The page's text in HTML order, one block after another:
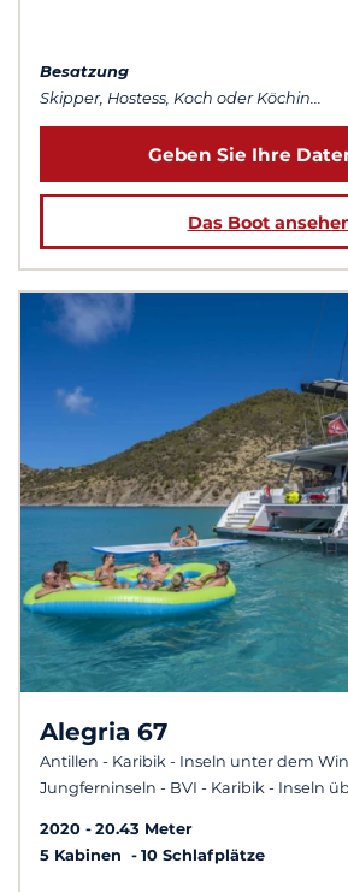
Besatzung
Skipper, Hostess, Koch oder Köchin...
Geben Sie Ihre
Das Boot
Alegria 67
Antillen - Karibik - Inseln unter dem
Jungferninseln - BVI - Karibik - Inseln
2020
20.43 Meter
5 Kabinen
10 Schlafplätze